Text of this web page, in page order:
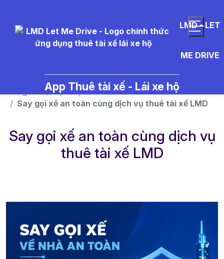
LMD - LET
ME DRIVE
App Thuê tài xế - Lái xe hộ
Trang chủ
Dịch vụ
Say gọi xế an toàn cùng dịch vụ thuê tài xế LMD
Say gọi xế an toàn cùng dịch vụ
thuê tài xế LMD